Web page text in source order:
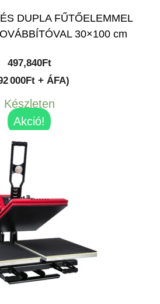
DUPLA FŰTŐELEMMEL
30×100 cm
497,840Ft
000Ft + ÁFA)
Készleten
Akció!